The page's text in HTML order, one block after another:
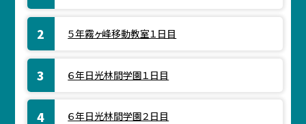
５年霧ヶ峰移動教室１日目
６年日光林間学園１日目
６年日光林間学園２日目